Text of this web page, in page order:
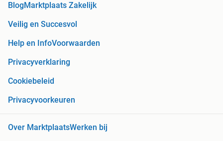
BlogMarktplaats Zakelijk
Veilig en Succesvol
Help en InfoVoorwaarden
Privacyverklaring
Cookiebeleid
Privacyvoorkeuren
Over MarktplaatsWerken bij